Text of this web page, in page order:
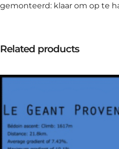
gemonteerd: klaar om op te
Related products